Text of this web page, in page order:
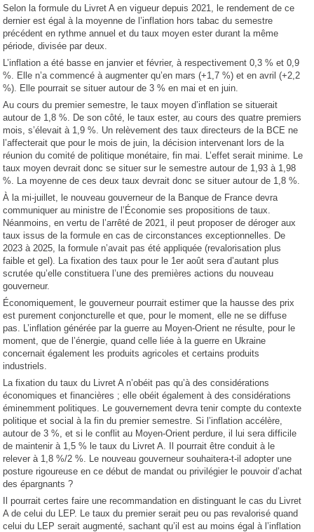
Selon la formule du Livret A en vigueur depuis 2021, le rendement de ce
dernier est égal à la moyenne de l’inflation hors tabac du semestre
précédent en rythme annuel et du taux moyen ester durant la même
période, divisée par deux.
L’inflation a été basse en janvier et février, à respectivement 0,3 % et 0,9
%. Elle n’a commencé à augmenter qu’en mars (+1,7 %) et en avril (+2,2
%). Elle pourrait se situer autour de 3 % en mai et en juin.
Au cours du premier semestre, le taux moyen d’inflation se situerait
autour de 1,8 %. De son côté, le taux ester, au cours des quatre premiers
mois, s’élevait à 1,9 %. Un relèvement des taux directeurs de la BCE ne
l’affecterait que pour le mois de juin, la décision intervenant lors de la
réunion du comité de politique monétaire, fin mai. L’effet serait minime. Le
taux moyen devrait donc se situer sur le semestre autour de 1,93 à 1,98
%. La moyenne de ces deux taux devrait donc se situer autour de 1,8 %.
À la mi-juillet, le nouveau gouverneur de la Banque de France devra
communiquer au ministre de l’Économie ses propositions de taux.
Néanmoins, en vertu de l’arrêté de 2021, il peut proposer de déroger aux
taux issus de la formule en cas de circonstances exceptionnelles. De
2023 à 2025, la formule n’avait pas été appliquée (revalorisation plus
faible et gel). La fixation des taux pour le 1er août sera d’autant plus
scrutée qu’elle constituera l’une des premières actions du nouveau
gouverneur.
Économiquement, le gouverneur pourrait estimer que la hausse des prix
est purement conjoncturelle et que, pour le moment, elle ne se diffuse
pas. L’inflation générée par la guerre au Moyen-Orient ne résulte, pour le
moment, que de l’énergie, quand celle liée à la guerre en Ukraine
concernait également les produits agricoles et certains produits
industriels.
La fixation du taux du Livret A n’obéit pas qu’à des considérations
économiques et financières ; elle obéit également à des considérations
éminemment politiques. Le gouvernement devra tenir compte du contexte
politique et social à la fin du premier semestre. Si l’inflation accélère,
autour de 3 %, et si le conflit au Moyen-Orient perdure, il lui sera difficile
de maintenir à 1,5 % le taux du Livret A. Il pourrait être conduit à le
relever à 1,8 %/2 %. Le nouveau gouverneur souhaitera-t-il adopter une
posture rigoureuse en ce début de mandat ou privilégier le pouvoir d’achat
des épargnants ?
Il pourrait certes faire une recommandation en distinguant le cas du Livret
A de celui du LEP. Le taux du premier serait peu ou pas revalorisé quand
celui du LEP serait augmenté, sachant qu’il est au moins égal à l’inflation